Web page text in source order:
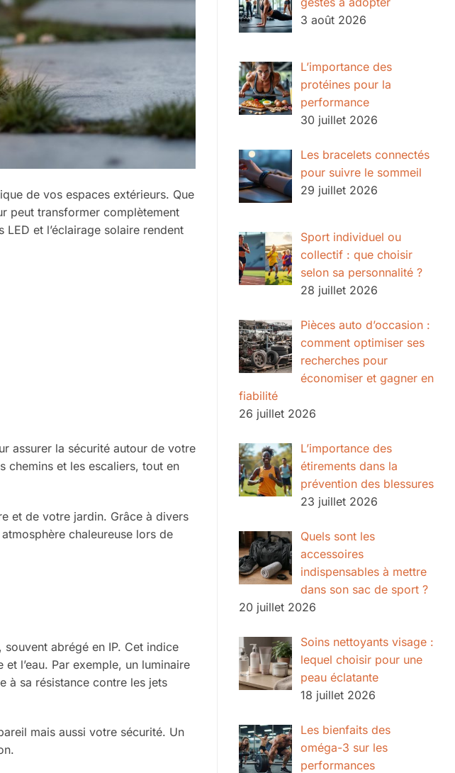
de vos espaces extérieurs. Que
peut transformer complètement
et l’éclairage solaire rendent
assurer la sécurité autour de votre
chemins et les escaliers, tout en
et de votre jardin. Grâce à divers
chaleureuse lors de
abrégé en IP. Cet indice
l’eau. Par exemple, un luminaire
à sa résistance contre les jets
mais aussi votre sécurité. Un
3 août 2026
L’importance des
protéines pour la
performance
30 juillet 2026
Les bracelets connectés
pour suivre le sommeil
29 juillet 2026
Sport individuel ou
collectif : que choisir
selon sa personnalité ?
28 juillet 2026
Pièces auto d’occasion :
comment optimiser ses
recherches pour
économiser et gagner en
fiabilité
26 juillet 2026
L’importance des
étirements dans la
prévention des blessures
23 juillet 2026
Quels sont les
accessoires
indispensables à mettre
dans son sac de sport ?
20 juillet 2026
Soins nettoyants visage :
lequel choisir pour une
peau éclatante
18 juillet 2026
Les bienfaits des
oméga-3 sur les
performances